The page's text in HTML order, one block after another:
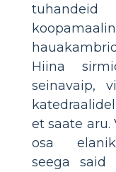
Hiina
seinavaip,
et saate aru.
osa
seega